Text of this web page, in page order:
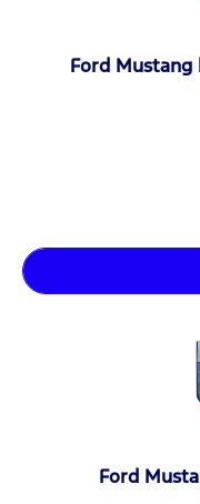
Ford Mustang
Ford